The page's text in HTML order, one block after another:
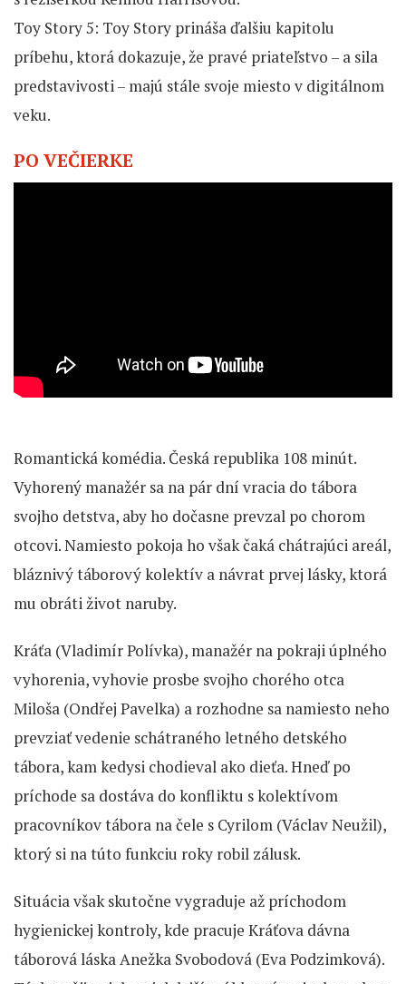
Toy Story 5: Toy Story prináša ďalšiu kapitolu
príbehu, ktorá dokazuje, že pravé priateľstvo – a sila
predstavivosti – majú stále svoje miesto v digitálnom
veku.
PO VEČIERKE
Romantická komédia. Česká republika 108 minút.
Vyhorený manažér sa na pár dní vracia do tábora
svojho detstva, aby ho dočasne prevzal po chorom
otcovi. Namiesto pokoja ho však čaká chátrajúci areál,
bláznivý táborový kolektív a návrat prvej lásky, ktorá
mu obráti život naruby.
Kráťa (Vladimír Polívka), manažér na pokraji úplného
vyhorenia, vyhovie prosbe svojho chorého otca
Miloša (Ondřej Pavelka) a rozhodne sa namiesto neho
prevziať vedenie schátraného letného detského
tábora, kam kedysi chodieval ako dieťa. Hneď po
príchode sa dostáva do konfliktu s kolektívom
pracovníkov tábora na čele s Cyrilom (Václav Neužil),
ktorý si na túto funkciu roky robil zálusk.
Situácia však skutočne vygraduje až príchodom
hygienickej kontroly, kde pracuje Kráťova dávna
táborová láska Anežka Svobodová (Eva Podzimková).